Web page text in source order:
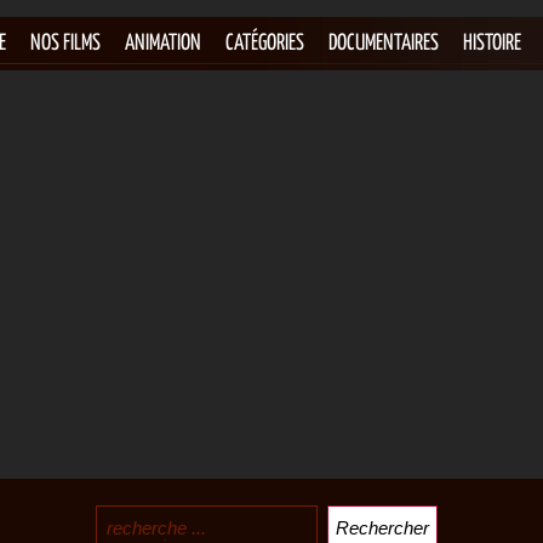
NOS FILMS ANIMATION CATÉGORIES DOCUMENTAIRES HISTOIRE